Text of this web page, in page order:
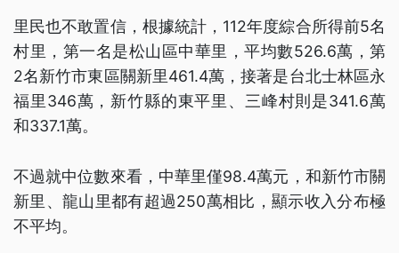
里民也不敢置信，根據統計，112年度綜合所得前5名
村里，第一名是松山區中華里，平均數526.6萬，第
2名新竹市東區關新里461.4萬，接著是台北士林區永
福里346萬，新竹縣的東平里、三峰村則是341.6萬
和337.1萬。
不過就中位數來看，中華里僅98.4萬元，和新竹市關
新里、龍山里都有超過250萬相比，顯示收入分布極
不平均。